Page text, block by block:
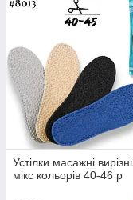
Устілки масажні вирізні
мікс кольорів 40-46 р